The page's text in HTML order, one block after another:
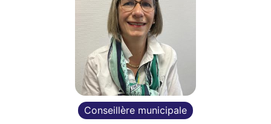
Conseillère municipale